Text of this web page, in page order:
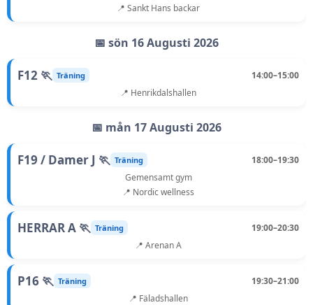
📍 Sankt Hans backar
📅 sön 16 Augusti 2026
F12 🏃 Träning
14:00–15:00
📍 Henrikdalshallen
📅 mån 17 Augusti 2026
F19 / Damer J 🏃 Träning
18:00–19:30
Gemensamt gym
📍 Nordic wellness
HERRAR A 🏃 Träning
19:00–20:30
📍 Arenan A
P16 🏃 Träning
19:30–21:00
📍 Fäladshallen